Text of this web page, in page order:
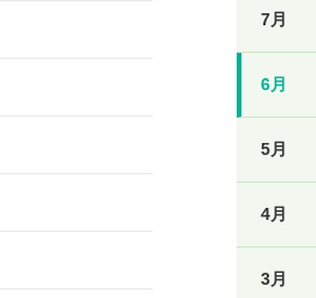
7月
6月
5月
4月
3月